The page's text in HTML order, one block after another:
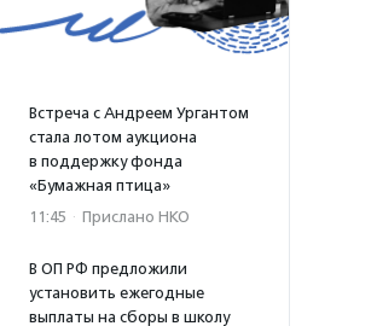
Встреча с Андреем Ургантом
стала лотом аукциона
в поддержку фонда
«Бумажная птица»
11:45 · Прислано НКО
В ОП РФ предложили
установить ежегодные
выплаты на сборы в школу